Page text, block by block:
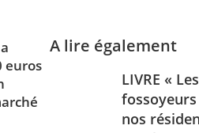
euros
A lire également
LIVRE « Les
nos